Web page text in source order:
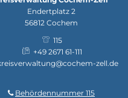
Endertplatz 2
56812 Cochem
115
+49 2671 61-111
zell.de
Behördennummer 115